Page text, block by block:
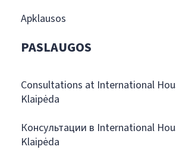
Apklausos
PASLAUGOS
Consultations at International
Klaipėda
Консультации в International
Klaipėda